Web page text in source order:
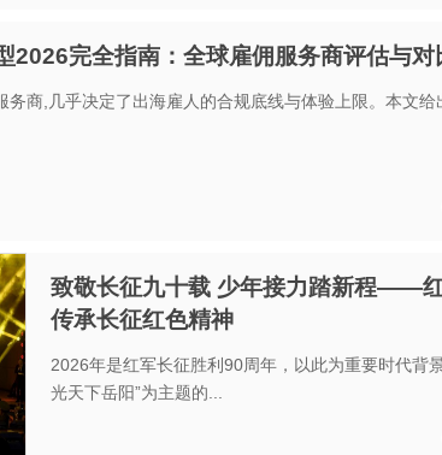
2026完全指南：全球雇佣服务商评估与对
务商,几乎决定了出海雇人的合规底线与体验上限。本文
致敬长征九十载 少年接力踏新程——
传承长征红色精神
2026年是红军长征胜利90周年，以此为重要时代背
光天下岳阳”为主题的...